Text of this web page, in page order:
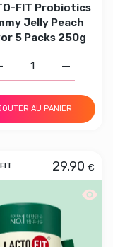
de LACTO-FIT
FIT Diet 60 Sticks
FIT Probiotics
Jelly Peach
5 Packs 250g
Augmenter la quantité
AU PANIER
FIT Probiotics
29.90 €